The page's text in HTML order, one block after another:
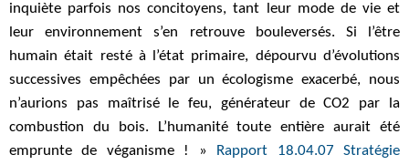
inquiète parfois nos concitoyens, tant leur mode de vie et
leur environnement s’en retrouve bouleversés. Si l’être
humain était resté à l’état primaire, dépourvu d’évolutions
successives empêchées par un écologisme exacerbé, nous
n’aurions pas maîtrisé le feu, générateur de CO2 par la
combustion du bois. L’humanité toute entière aurait été
emprunte de véganisme ! »
Rapport 18.04.07 Stratégie